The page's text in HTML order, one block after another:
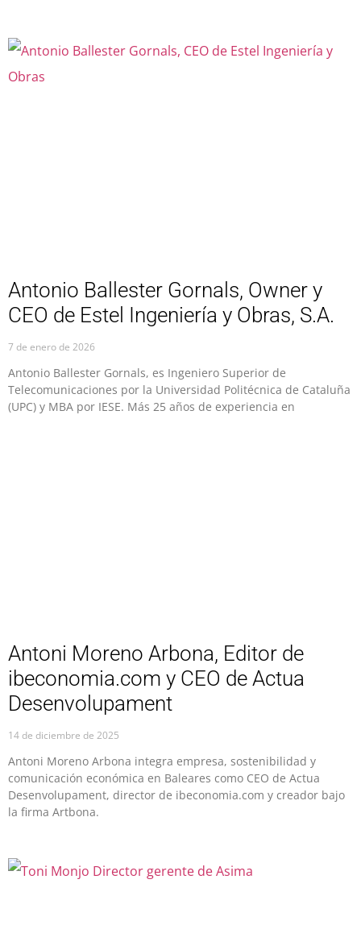
Antonio Ballester Gornals, Owner y
CEO de Estel Ingeniería y Obras, S.A.
7 de enero de 2026
Antonio Ballester Gornals, es Ingeniero Superior de
Telecomunicaciones por la Universidad Politécnica de Cataluña
(UPC) y MBA por IESE. Más 25 años de experiencia en
Antoni Moreno Arbona, Editor de
ibeconomia.com y CEO de Actua
Desenvolupament
14 de diciembre de 2025
Antoni Moreno Arbona integra empresa, sostenibilidad y
comunicación económica en Baleares como CEO de Actua
Desenvolupament, director de ibeconomia.com y creador bajo
la firma Artbona.